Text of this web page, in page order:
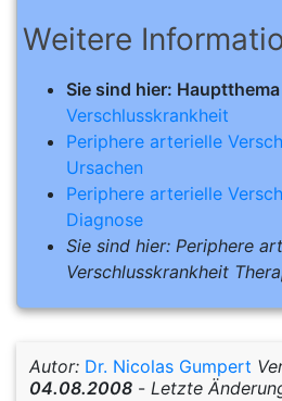
Weitere
Sie sind hier: Hauptthema
Verschlusskrankheit
Periphere arterielle
Ursachen
Periphere arterielle
Diagnose
Sie sind hier: Periphere
Verschlusskrankheit
Autor: Dr. Nicolas Gumpert
04.08.2008 - Letzte